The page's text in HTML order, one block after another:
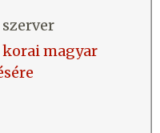
szerver
korai magyar